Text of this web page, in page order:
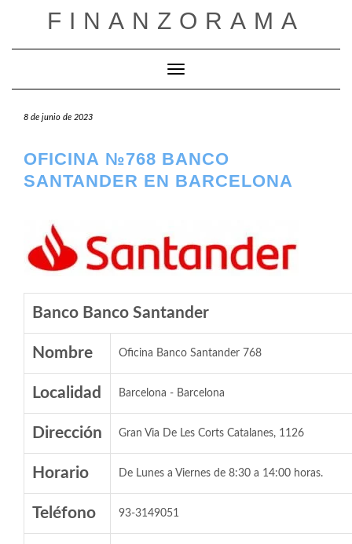
FINANZORAMA
Cambiar modo de navegación
8 de junio de 2023
OFICINA №768 BANCO
SANTANDER EN BARCELONA
Banco Banco Santander
Nombre Oficina Banco Santander 768
Localidad Barcelona - Barcelona
Dirección Gran Via De Les Corts Catalanes, 1126
Horario De Lunes a Viernes de 8:30 a 14:00 horas.
Teléfono 93-3149051